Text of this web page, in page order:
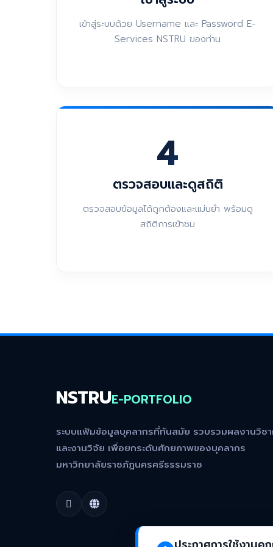
เข้าสู่ระบบด้วย Username และ Password E-
Services NSTRU ของท่าน
4
ตรวจสอบและดูสถิติ
ตรวจสอบข้อมูลได้ถูกต้องและแม่นยำ พร้อมดู
สถิติการเข้าชม
NSTRUE-PORTFOLIO
ระบบแฟ้มข้อมูลบุคลากรที่ทันสมัย รวบรวมผลงานวิชา
และงานวิจัย เพื่อยกระดับศักยภาพของบุคลากร
มหาวิทยาลัยราชภัฏนครศรีธรรมราช